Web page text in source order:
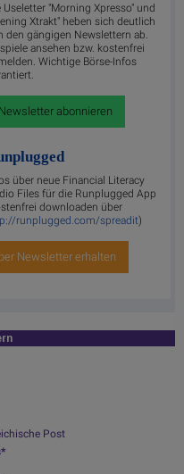
Useletter "Morning Xpresso" und
Xtrakt" heben sich deutlich
den gängigen Newslettern ab.
ansehen bzw. kostenfrei
Wichtige Börse-Infos
Newsletter abonnieren
über neue Financial Literacy
Files für die Runplugged App
downloaden über
runplugged.com/spreadit)
per Newsletter erhalten
Post